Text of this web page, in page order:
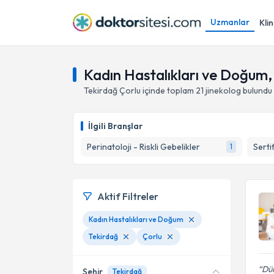
Uzmanlar
Kadın Hastalıkları ve
TekirdağÇorlu içinde toplam 21 jinekolog bulundu
İlgili Branşlar
Perinatoloji - Riskli Gebelikler
1
Aktif Filtreler
Kadın Hastalıkları ve Doğum
Tekirdağ
Çorlu
Şehir Tekirdağ